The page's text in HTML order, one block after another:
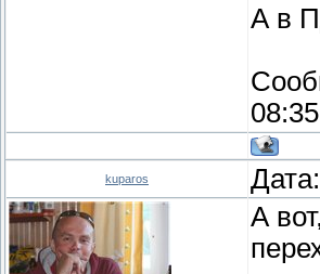
А в
08:35
kuparos
А